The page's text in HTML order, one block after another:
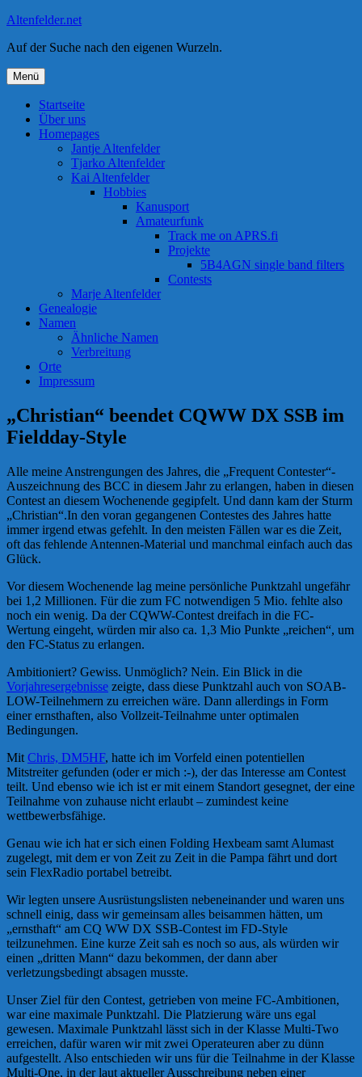
Zum
springen
Altenfelder.net
Auf der Suche nach den eigenen Wurzeln.
Menü
Startseite
Über uns
Homepages
Jantje Altenfelder
Tjarko Altenfelder
Kai Altenfelder
Hobbies
Kanusport
Amateurfunk
Track me on APRS.fi
Projekte
5B4AGN single band filters
Contests
Marje Altenfelder
Genealogie
Namen
Ähnliche Namen
Verbreitung
Orte
Impressum
„Christian“ beendet CQWW DX SSB im
Fieldday-Style
Alle meine Anstrengungen des Jahres, die „Frequent Contester“-
Auszeichnung des BCC in diesem Jahr zu erlangen, haben in diesen
Contest an diesem Wochenende gegipfelt. Und dann kam der Sturm
„Christian“.In den voran gegangenen Contestes des Jahres hatte
immer irgend etwas gefehlt. In den meisten Fällen war es die Zeit,
oft das fehlende Antennen-Material und manchmal einfach auch das
Glück.
Vor diesem Wochenende lag meine persönliche Punktzahl ungefähr
bei 1,2 Millionen. Für die zum FC notwendigen 5 Mio. fehlte also
noch ein wenig. Da der CQWW-Contest dreifach in die FC-
Wertung eingeht, würden mir also ca. 1,3 Mio Punkte „reichen“, um
den FC-Status zu erlangen.
Ambitioniert? Gewiss. Unmöglich? Nein. Ein Blick in die
Vorjahresergebnisse zeigte, dass diese Punktzahl auch von SOAB-
LOW-Teilnehmern zu erreichen wäre. Dann allerdings in Form
einer ernsthaften, also Vollzeit-Teilnahme unter optimalen
Bedingungen.
Mit Chris, DM5HF, hatte ich im Vorfeld einen potentiellen
Mitstreiter gefunden (oder er mich :-), der das Interesse am Contest
teilt. Und ebenso wie ich ist er mit einem Standort gesegnet, der eine
Teilnahme von zuhause nicht erlaubt – zumindest keine
wettbewerbsfähige.
Genau wie ich hat er sich einen Folding Hexbeam samt Alumast
zugelegt, mit dem er von Zeit zu Zeit in die Pampa fährt und dort
sein FlexRadio portabel betreibt.
Wir legten unsere Ausrüstungslisten nebeneinander und waren uns
schnell einig, dass wir gemeinsam alles beisammen hätten, um
„ernsthaft“ am CQ WW DX SSB-Contest im FD-Style
teilzunehmen. Eine kurze Zeit sah es noch so aus, als würden wir
einen „dritten Mann“ dazu bekommen, der dann aber
verletzungsbedingt absagen musste.
Unser Ziel für den Contest, getrieben von meine FC-Ambitionen,
war eine maximale Punktzahl. Die Platzierung wäre uns egal
gewesen. Maximale Punktzahl lässt sich in der Klasse Multi-Two
erreichen, dafür waren wir mit zwei Operateuren aber zu dünn
aufgestellt. Also entschieden wir uns für die Teilnahme in der Klasse
Multi-One, in der laut aktueller Ausschreibung neben einer